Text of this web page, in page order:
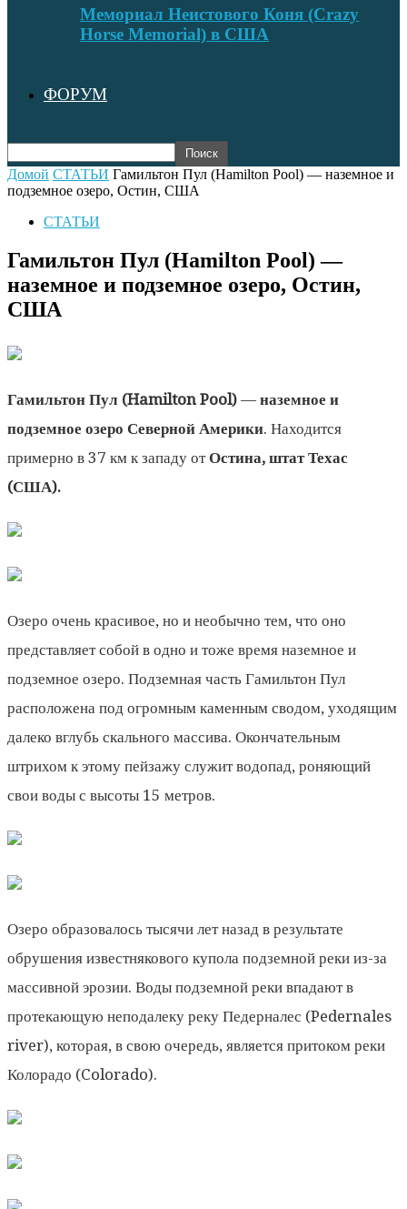
Мемориал Неистового Коня (Crazy
Horse Memorial) в США
ФОРУМ
Домой СТАТЬИ Гамильтон Пул (Hamilton Pool) — наземное и
подземное озеро, Остин, США
СТАТЬИ
Гамильтон Пул (Hamilton Pool) —
наземное и подземное озеро, Остин,
США
Гамильтон Пул (Hamilton Pool) — наземное и
подземное озеро Северной Америки. Находится
примерно в 37 км к западу отОстина, штат Техас
(США).
Озеро очень красивое, но и необычно тем, что оно
представляет собой в одно и тоже время наземное и
подземное озеро. Подземная часть Гамильтон Пул
расположена под огромным каменным сводом, уходящим
далеко вглубь скального массива. Окончательным
штрихом к этому пейзажу служит водопад, роняющий
свои воды с высоты 15 метров.
Озеро образовалось тысячи лет назад в результате
обрушения известнякового купола подземной реки из-за
массивной эрозии. Воды подземной реки впадают в
протекающую неподалеку реку Педерналес (Pedernales
river), которая, в свою очередь, является притоком реки
Колорадо (Colorado).